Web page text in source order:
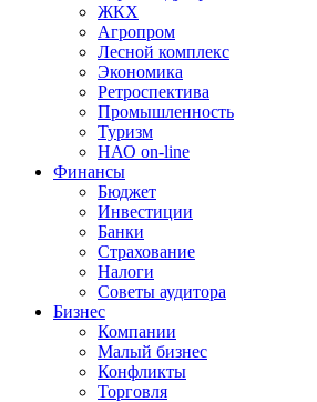
ЖКХ
Агропром
Лесной комплекс
Экономика
Ретроспектива
Промышленность
Туризм
НАО on-line
Финансы
Бюджет
Инвестиции
Банки
Страхование
Налоги
Советы аудитора
Бизнес
Компании
Малый бизнес
Конфликты
Торговля